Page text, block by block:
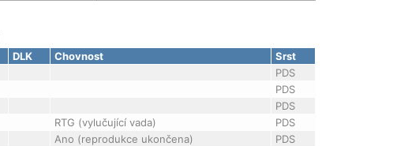
DLK Chovnost
Srst
PDS
PDS
PDS
RTG (vylučující vada)
PDS
Ano (reprodukce ukončena)
PDS